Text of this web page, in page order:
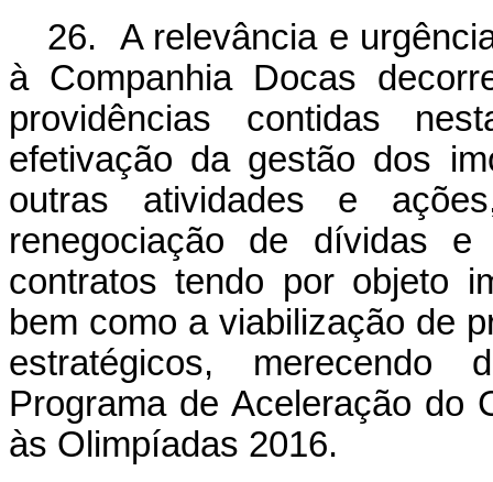
26. A relevância e
à Companhia Docas
providências contidas
efetivação da gestão dos
outras atividades e
renegociação de dívidas e
contratos tendo por objeto
bem como a viabilização de
estratégicos, merecendo
Programa de Aceleração do
às Olimpíadas 2016.